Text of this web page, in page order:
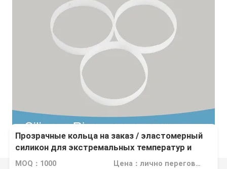
Прозрачные кольца на заказ / эластомерный
силикон для экстремальных температур и
сжатия
MOQ：1000 Цена：лично переговорить